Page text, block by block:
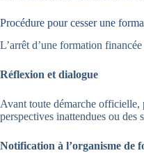
Procédure pour cesser une
L’arrêt d’une formation
Réflexion et dialogue
Avant toute démarche officielle,
perspectives inattendues ou des
Notification à l’organisme de